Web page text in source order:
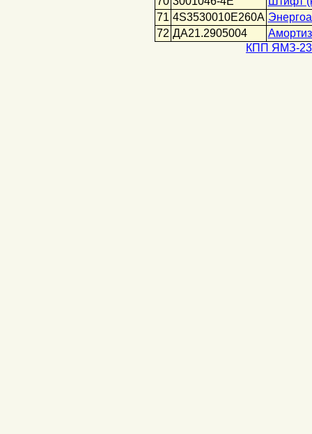
71 4S3530010Е260А
72 ДА21.2905004
КПП ЯМЗ-